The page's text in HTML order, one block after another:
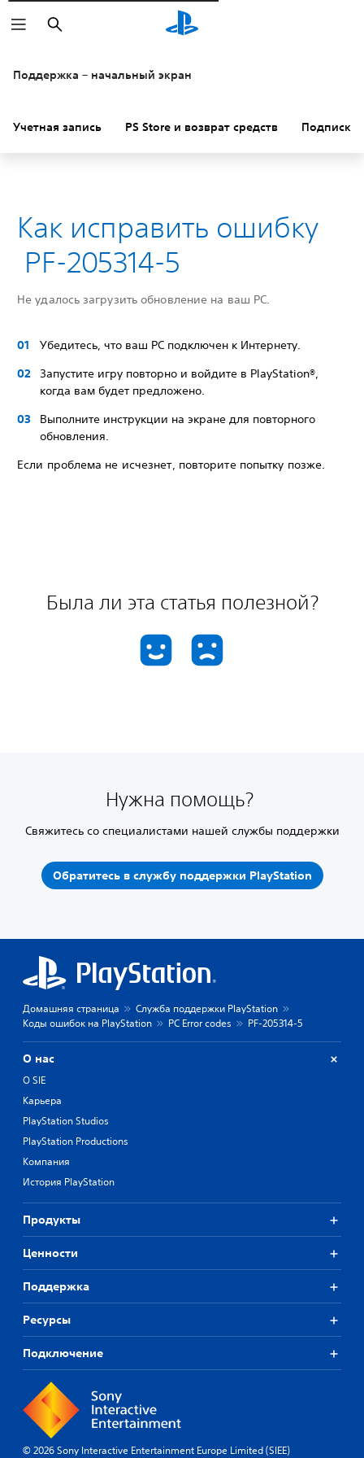
Поиск
Поддержка – начальный экран
Учетная запись PS Store и возврат средств Подписки
Как исправить ошибку
PF-205314-5
Не удалось загрузить обновление на ваш PC.
Убедитесь, что ваш PC подключен к Интернету.
Запустите игру повторно и войдите в PlayStation®,
когда вам будет предложено.
Выполните инструкции на экране для повторного
обновления.
Если проблема не исчезнет, повторите попытку позже.
Была ли эта статья полезной?
Нужна помощь?
Свяжитесь со специалистами нашей службы поддержки
Обратитесь в службу поддержки PlayStation
Домашняя страница
Служба поддержки PlayStation
Коды ошибок на PlayStation
PC Error codes PF-205314-5
О нас
О SIE
Карьера
PlayStation Studios
PlayStation Productions
Компания
История PlayStation
Продукты
Ценности
Поддержка
Ресурсы
Подключение
© 2026 Sony Interactive Entertainment Europe Limited (SIEE)